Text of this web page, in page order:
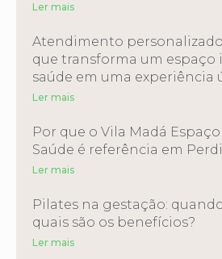
Ler mais
Atendimento
que transforma um espaço
saúde em uma experiência
Ler mais
Por que o Vila Madá
Saúde é referência em
Ler mais
Pilates na gestação:
quais são os benefícios?
Ler mais